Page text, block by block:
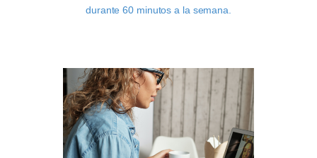
durante 60 minutos a la semana.